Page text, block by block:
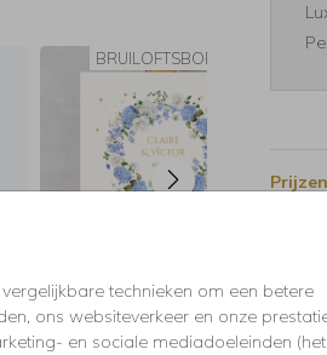
technieken om een betere
ons websiteverkeer en onze
en sociale mediadoeleinden (het
BRUILOFTSBORD
Prijzen